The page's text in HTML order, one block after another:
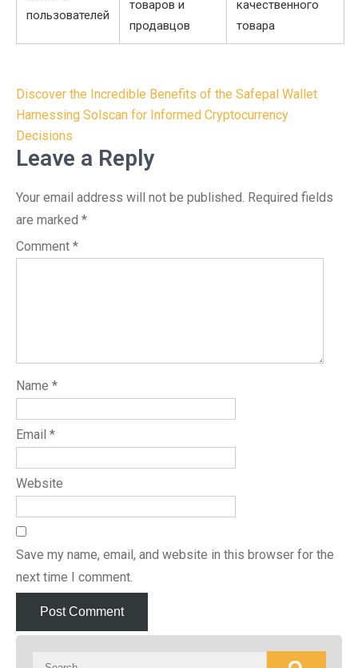
пользователей
товаров и
продавцов
качественного
товара
Post
navigation
Discover the Incredible Benefits of the Safepal Wallet
Harnessing Solscan for Informed Cryptocurrency
Decisions
Leave a Reply
Your email address will not be published. Required fields
are marked *
Comment *
Name *
Email *
Website
Save my name, email, and website in this browser for the
next time I comment.